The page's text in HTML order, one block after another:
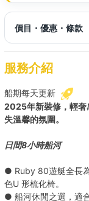
價目・優惠・條款
服務介紹
船期每天更新
2025年新裝修，輕奢
失溫馨的氛圍。
日間8小時船河
● Ruby 80遊艇全長
色U 形梳化椅。
● 船河休閒之選，適